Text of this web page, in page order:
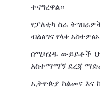
ተናግረዋል።
የፓለቲካ ስራ
ብልፅግና የላቀ አስተዎፅኦ
በሚካሄዱ ውይይቶች
አስተማማኝ ደረጃ
ኢትዮጵያ ከልመና እና